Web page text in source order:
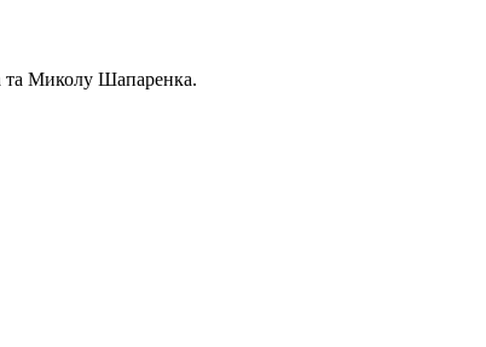
та Миколу Шапаренка.